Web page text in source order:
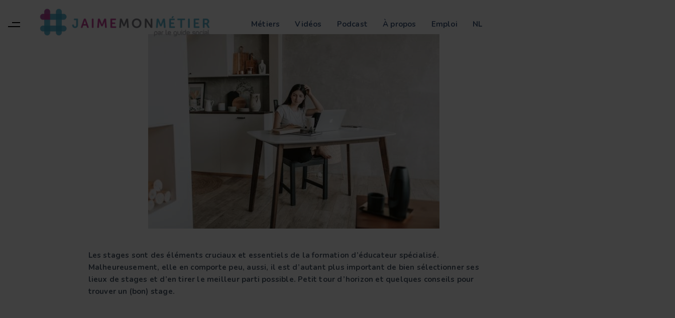
Métiers Vidéos Podcast À propos Emploi NL
Les stages sont des éléments cruciaux et essentiels de la formation d’éducateur spécialisé.
Malheureusement, elle en comporte peu, aussi, il est d’autant plus important de bien sélectionner ses
lieux de stages et d’en tirer le meilleur parti possible. Petit tour d’horizon et quelques conseils pour
trouver un (bon) stage.